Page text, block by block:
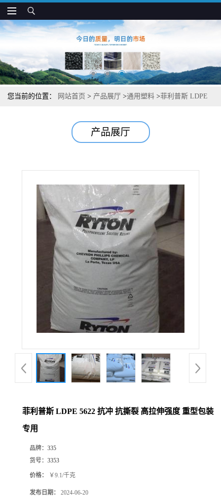
您当前的位置： 网站首页 > 产品展厅 >通用塑料 >菲利普斯 LDPE
产品展厅
菲利普斯 LDPE 5622 抗冲 抗撕裂 高拉伸强度 重型包装
专用
品牌： 335
货号： 3353
价格： ￥9.1/千克
发布日期： 2024-06-20